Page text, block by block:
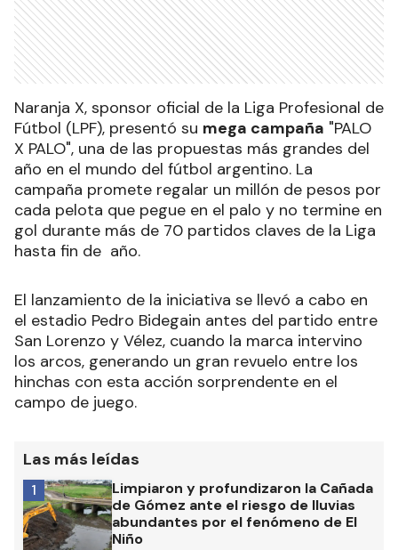
Naranja X, sponsor oficial de la Liga Profesional de
Fútbol (LPF), presentó su mega campaña "PALO
X PALO", una de las propuestas más grandes del
año en el mundo del fútbol argentino. La
campaña promete regalar un millón de pesos por
cada pelota que pegue en el palo y no termine en
gol durante más de 70 partidos claves de la Liga
hasta fin de año.
El lanzamiento de la iniciativa se llevó a cabo en
el estadio Pedro Bidegain antes del partido entre
San Lorenzo y Vélez, cuando la marca intervino
los arcos, generando un gran revuelo entre los
hinchas con esta acción sorprendente en el
campo de juego.
Las más leídas
Limpiaron y profundizaron la Cañada
de Gómez ante el riesgo de lluvias
abundantes por el fenómeno de El
Niño
1